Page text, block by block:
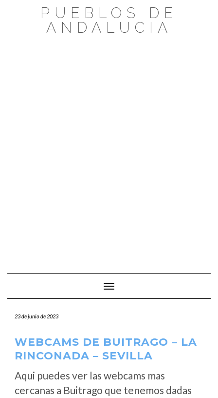
PUEBLOS DE
ANDALUCIA
Cambiar modo de navegación
23 de junio de 2023
WEBCAMS DE BUITRAGO – LA
RINCONADA – SEVILLA
Aqui puedes ver las webcams mas
cercanas a Buitrago que tenemos dadas